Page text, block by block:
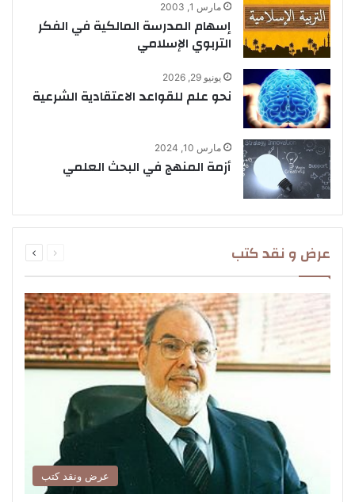
مارس 1, 2003
إسهام المدرسة المالكية في الفكر
التربوي الإسلامي
يونيو 29, 2026
نحو علم للقواعد الاعتقادية الشرعية
مارس 10, 2024
أزمة المنهج في البحث العلمي
عرض و نقد كتب
الصفحة
عرض ونقد كتب